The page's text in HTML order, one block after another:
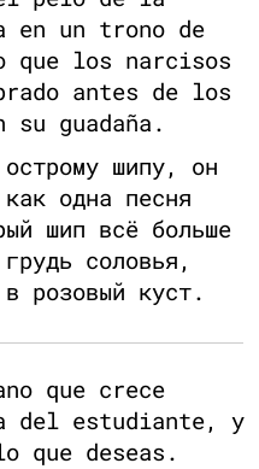
en un trono de
que los narcisos
antes de los
su guadaña.
шипу, он
одна песня
шип всё больше
соловья,
розовый куст.
que crece
del estudiante, y
deseas.